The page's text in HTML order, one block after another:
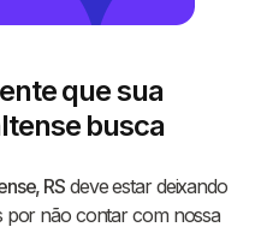
que sua
busca
RS deve estar deixando
por não contar com nossa